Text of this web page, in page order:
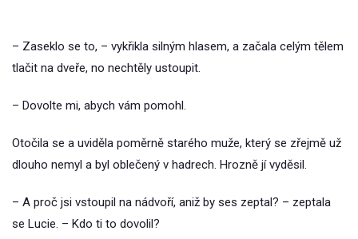
– Zaseklo se to, – vykřikla silným hlasem, a začala celým tělem
tlačit na dveře, no nechtěly ustoupit.
– Dovolte mi, abych vám pomohl.
Otočila se a uviděla poměrně starého muže, který se zřejmě už
dlouho nemyl a byl oblečený v hadrech. Hrozně jí vyděsil.
– A proč jsi vstoupil na nádvoří, aniž by ses zeptal? – zeptala
se Lucie. – Kdo ti to dovolil?